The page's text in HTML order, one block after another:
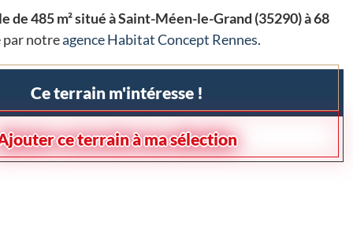
485 m² situé à Saint-Méen-le-Grand (35290) à 68
par notreagence Habitat Concept Rennes.
Ce terrain m'intéresse !
ce terrain à ma sélection